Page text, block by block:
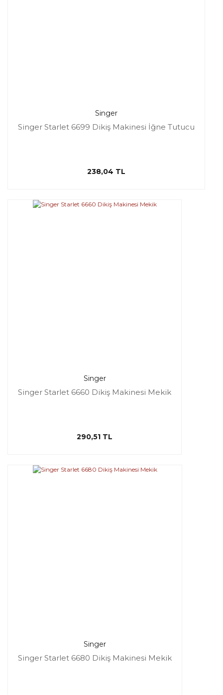
Singer
Singer Starlet 6699 Dikiş Makinesi İğne Tutucu
238,04 TL
Singer
Singer Starlet 6660 Dikiş Makinesi Mekik
290,51 TL
Singer
Singer Starlet 6680 Dikiş Makinesi Mekik